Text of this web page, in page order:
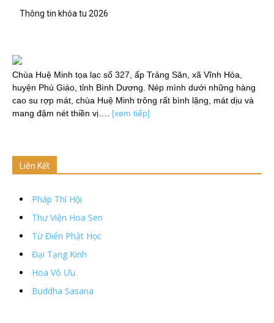
Thông tin khóa tu 2026
Chùa Huệ Minh tọa lạc số 327, ấp Trảng Săn, xã Vĩnh Hòa,
huyện Phú Giáo, tỉnh Bình Dương. Nép mình dưới những hàng
cao su rợp mát, chùa Huệ Minh trông rất bình lặng, mát dịu và
mang đậm nét thiền vị…. [xem tiếp]
Liên Kết
Pháp Thí Hội
Thư Viện Hoa Sen
Từ Điển Phật Học
Đại Tạng Kinh
Hoa Vô Ưu
Buddha Sasana